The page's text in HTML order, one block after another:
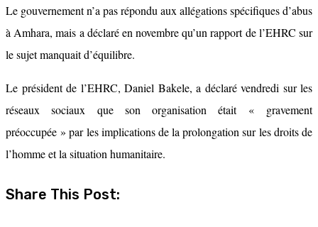
Le gouvernement n’a pas répondu aux allégations spécifiques d’abus
à Amhara, mais a déclaré en novembre qu’un rapport de l’EHRC sur
le sujet manquait d’équilibre.
Le président de l’EHRC, Daniel Bakele, a déclaré vendredi sur les
réseaux sociaux que son organisation était « gravement
préoccupée » par les implications de la prolongation sur les droits de
l’homme et la situation humanitaire.
Share This Post: